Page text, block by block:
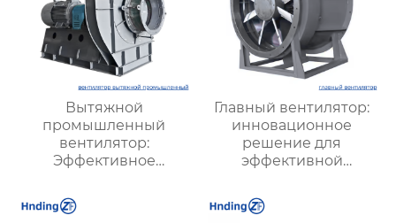
Вытяжной
промышленный
вентилятор:
Эффективное
надежной вентиляции
Главный вентилятор:
инновационное
решение для
эффективной
оптимизации работы